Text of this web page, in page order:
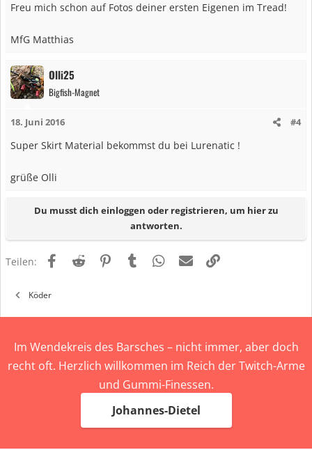
Freu mich schon auf Fotos deiner ersten Eigenen im Tread!
MfG Matthias
Olli25
Bigfish-Magnet
18. Juni 2016 #4
Super Skirt Material bekommst du bei Lurenatic !
grüße Olli
Du musst dich einloggen oder registrieren, um hier zu
antworten.
Teilen: FacebookReddit PinterestTumblr WhatsApp
E-Mail
Köder
Im Wendekreis des Barsches – nicht immer, aber doch
recht oft. Herzlich willkommen im Reich der Twitch-Arme
und Gummi-Finessen.
Johannes-Dietel